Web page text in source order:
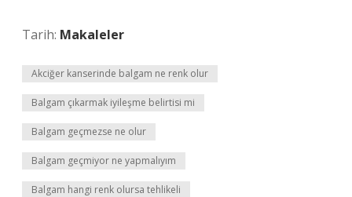
Tarih: Makaleler
Akciğer kanserinde balgam ne renk olur
Balgam çıkarmak iyileşme belirtisi mi
Balgam geçmezse ne olur
Balgam geçmiyor ne yapmalıyım
Balgam hangi renk olursa tehlikeli